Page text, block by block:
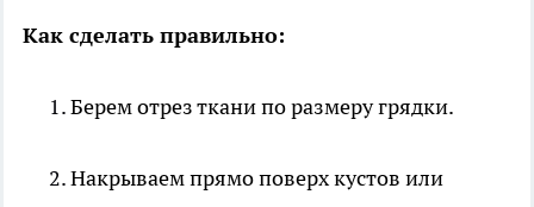
Как сделать правильно:
Берем отрез ткани по размеру грядки.
Накрываем прямо поверх кустов или